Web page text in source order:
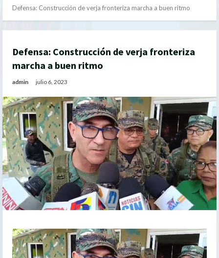
Defensa: Construcción de verja fronteriza marcha a buen ritmo
Defensa: Construcción de verja fronteriza
marcha a buen ritmo
admin julio 6, 2023